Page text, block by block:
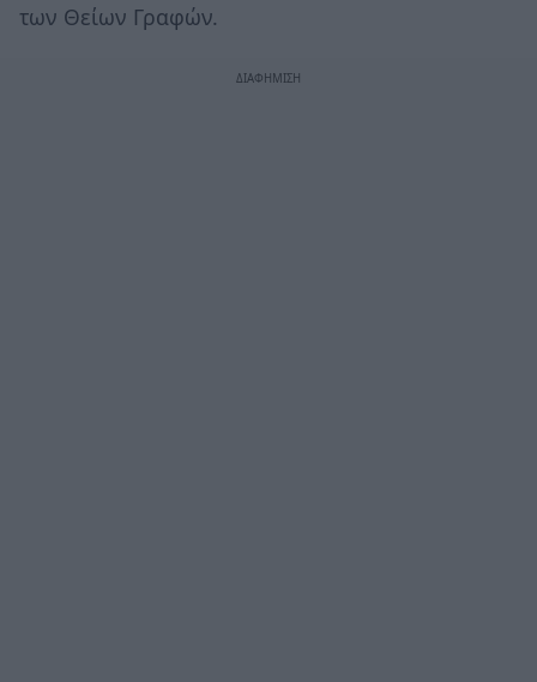
των Θείων Γραφών.